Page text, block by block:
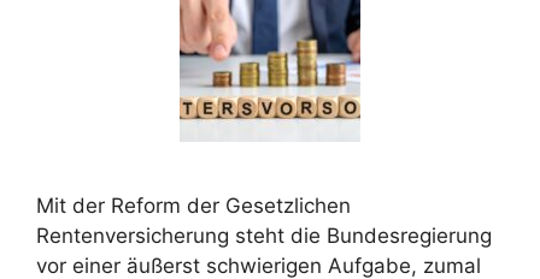
Mit der Reform der Gesetzlichen
Rentenversicherung steht die Bundesregierung
vor einer äußerst schwierigen Aufgabe, zumal